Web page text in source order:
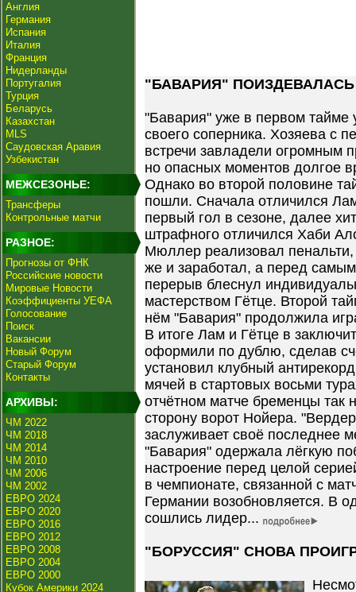
Англия
Германия
Испания
Италия
Франция
Нидерланды
Португалия
Турция
Беларусь
Казахстан
MLS
Саудовская Аравия
Узбекистан
МЕЖСЕЗОНЬЕ:
Трансферы
Контрольные матчи
РАЗНОЕ:
Прогнозы от ФНК
Российские новости
Мировые Новости
Коэффициенты УЕФА
Голосование
Поиск
Вакансии
Новый Форум
Старый Форум
Контакты
АРХИВЫ:
ЧМ 2022
ЧМ 2018
ЧМ 2014
ЧМ 2010
ЧМ 2006
ЧМ 2002
ЕВРО 2024
ЕВРО 2020
ЕВРО 2016
ЕВРО 2012
ЕВРО 2008
ЕВРО 2004
ЕВРО 2000
Кубок Америки 2024
"БАВАРИЯ"
"Бавария" уже в первом тайме
своего соперника. Хозяева с
встречи завладели огромным
но опасных моментов долгое
Однако во второй половине
пошли. Сначала отличился
первый гол в сезоне, далее
штрафного отличился Хаби
Мюллер реализовал
же и заработал, а перед
перерыв блеснул
мастерством Гётце. Второй
нём "Бавария" продолжила
В итоге Лам и Гётце в
оформили по дублю, сделав
установил клубный
мячей в стартовых восьми
отчётном матче бременцы так
сторону ворот Нойера.
заслуживает своё последнее
"Бавария" одержала лёгкую
настроение перед целой
в чемпионате, связанной с
Германии возобновляется. В
сошлись лидер...
"БОРУССИЯ" СНОВА